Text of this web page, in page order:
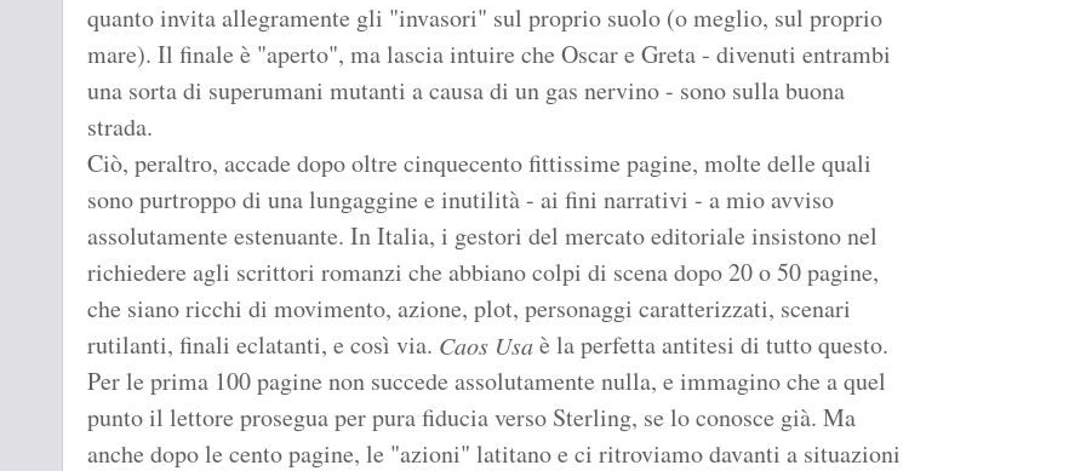
quanto invita allegramente gli "invasori" sul proprio suolo (o meglio, sul proprio
mare). Il finale è "aperto", ma lascia intuire che Oscar e Greta - divenuti entrambi
una sorta di superumani mutanti a causa di un gas nervino - sono sulla buona
strada.
Ciò, peraltro, accade dopo oltre cinquecento fittissime pagine, molte delle quali
sono purtroppo di una lungaggine e inutilità - ai fini narrativi - a mio avviso
assolutamente estenuante. In Italia, i gestori del mercato editoriale insistono nel
richiedere agli scrittori romanzi che abbiano colpi di scena dopo 20 o 50 pagine,
che siano ricchi di movimento, azione, plot, personaggi caratterizzati, scenari
rutilanti, finali eclatanti, e così via. Caos Usaè la perfetta antitesi di tutto questo.
Per le prima 100 pagine non succede assolutamente nulla, e immagino che a quel
punto il lettore prosegua per pura fiducia verso Sterling, se lo conosce già. Ma
anche dopo le cento pagine, le "azioni" latitano e ci ritroviamo davanti a situazioni